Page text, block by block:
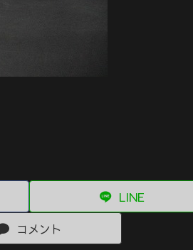
LINE
コメント